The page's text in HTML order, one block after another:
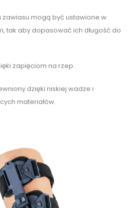
zawiasu mogą być ustawione w
tak aby dopasować ich długość do
zapięciom na rzep.
dzięki niskiej wadze i
materiałów.